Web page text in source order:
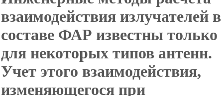
взаимодействия излучателей в
составе ФАР известны только
для некоторых типов антенн.
Учет этого взаимодействия,
изменяющегося при